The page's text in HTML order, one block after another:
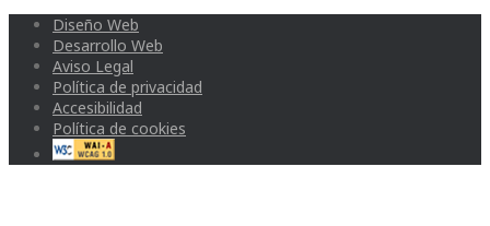
Diseño Web
Desarrollo Web
Aviso Legal
Política de privacidad
Accesibilidad
Política de cookies